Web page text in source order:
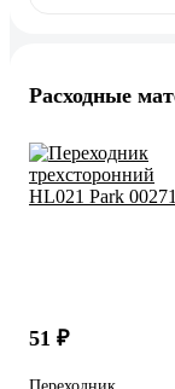
Расходные
51 ₽